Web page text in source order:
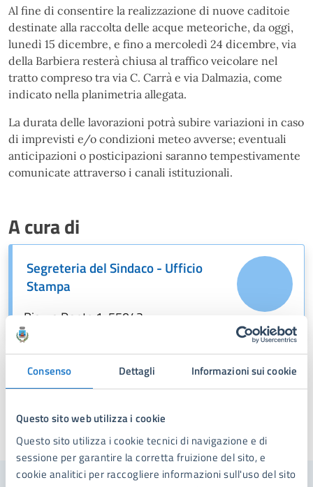
Consenso Dettagli Informazioni sui cookie
Questo sito web utilizza i cookie
Questo sito utilizza i cookie tecnici di navigazione e di
sessione per garantire la corretta fruizione del sito, e
cookie analitici per raccogliere informazioni sull'uso del sito
Al fine di consentire la realizzazione di nuove caditoie
destinate alla raccolta delle acque meteoriche, da oggi,
lunedì 15 dicembre, e fino a mercoledì 24 dicembre, via
della Barbiera resterà chiusa al traffico veicolare nel
tratto compreso tra via C. Carrà e via Dalmazia, come
indicato nella planimetria allegata.
La durata delle lavorazioni potrà subire variazioni in caso
di imprevisti e/o condizioni meteo avverse; eventuali
anticipazioni o posticipazioni saranno tempestivamente
comunicate attraverso i canali istituzionali.
A cura di
Segreteria del Sindaco - Ufficio
Stampa
Piazza Dante,1, 55042
Ultimo aggiornamento:15/12/2025, 11:03